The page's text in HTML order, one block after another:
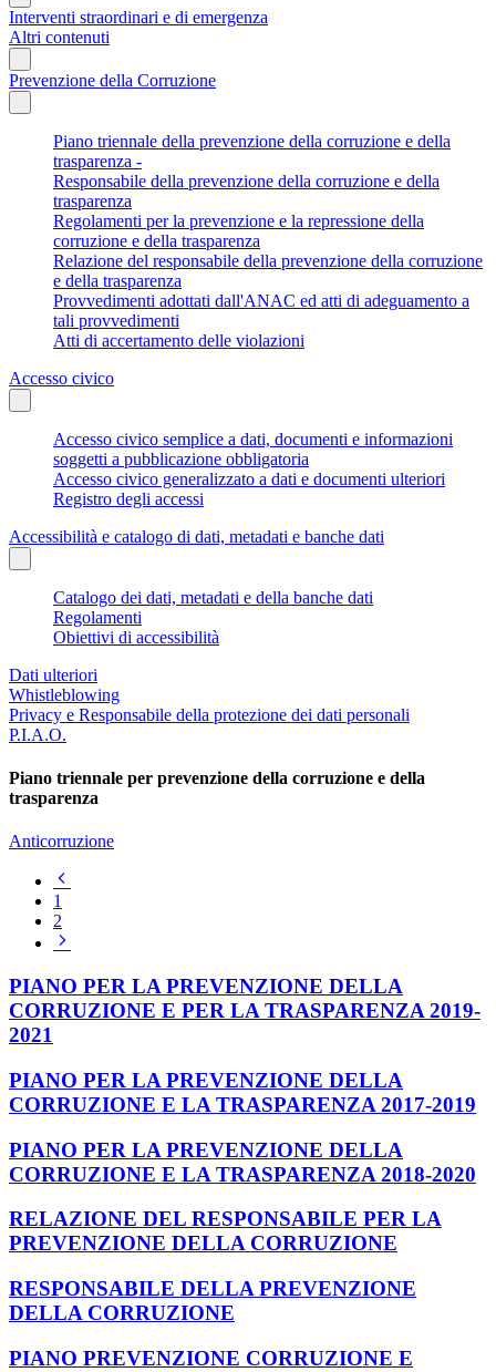
Interventi straordinari e di emergenza
Altri contenuti
Prevenzione della Corruzione
Piano triennale della prevenzione della corruzione e della
trasparenza -
Responsabile della prevenzione della corruzione e della
trasparenza
Regolamenti per la prevenzione e la repressione della
corruzione e della trasparenza
Relazione del responsabile della prevenzione della corruzione
e della trasparenza
Provvedimenti adottati dall'ANAC ed atti di adeguamento a
tali provvedimenti
Atti di accertamento delle violazioni
Accesso civico
Accesso civico semplice a dati, documenti e informazioni
soggetti a pubblicazione obbligatoria
Accesso civico generalizzato a dati e documenti ulteriori
Registro degli accessi
Accessibilità e catalogo di dati, metadati e banche dati
Catalogo dei dati, metadati e della banche dati
Regolamenti
Obiettivi di accessibilità
Dati ulteriori
Whistleblowing
Privacy e Responsabile della protezione dei dati personali
P.I.A.O.
Piano triennale per prevenzione della corruzione e della
trasparenza
Anticorruzione
1
2
PIANO PER LA PREVENZIONE DELLA
CORRUZIONE E PER LA TRASPARENZA 2019-
2021
PIANO PER LA PREVENZIONE DELLA
CORRUZIONE E LA TRASPARENZA 2017-2019
PIANO PER LA PREVENZIONE DELLA
CORRUZIONE E LA TRASPARENZA 2018-2020
RELAZIONE DEL RESPONSABILE PER LA
PREVENZIONE DELLA CORRUZIONE
RESPONSABILE DELLA PREVENZIONE
DELLA CORRUZIONE
PIANO PREVENZIONE CORRUZIONE E